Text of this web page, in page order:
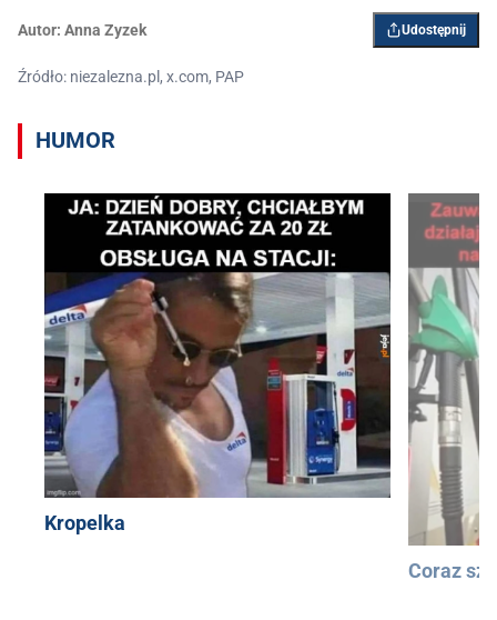
Autor: Anna Zyzek Udostępnij
Źródło: niezalezna.pl, x.com, PAP
HUMOR
Kropelka
Coraz